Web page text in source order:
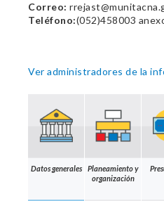
Correo:
Teléfono:(052)458003
Ver administradores de la
Datos generales
Planeamiento y
organización